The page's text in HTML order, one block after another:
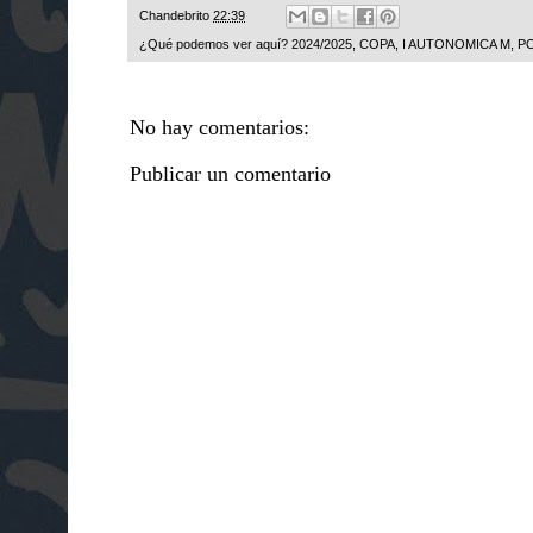
Chandebrito 22:39
¿Qué podemos ver aquí? 2024/2025, COPA, I AUTONOMICA M,
No hay comentarios:
Publicar un comentario